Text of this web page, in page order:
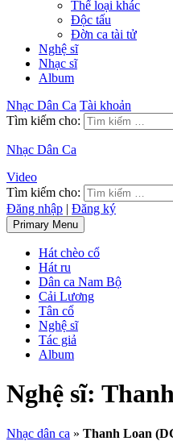
Thể loại khác
Độc tấu
Đờn ca tài tử
Nghệ sĩ
Nhạc sĩ
Album
Nhạc Dân Ca Tài khoản
Tìm kiếm cho:
Nhạc Dân Ca
Video
Tìm kiếm cho:
Đăng nhập | Đăng ký
Primary Menu
Hát chèo cổ
Hát ru
Dân ca Nam Bộ
Cải Lương
Tân cổ
Nghệ sĩ
Tác giả
Album
Nghệ sĩ:
Nhạc dân ca » Thanh Loan